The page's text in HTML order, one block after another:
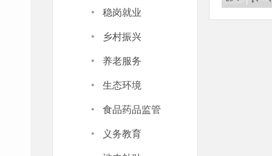
· 稳岗就业
· 乡村振兴
· 养老服务
· 生态环境
· 食品药品监管
· 义务教育